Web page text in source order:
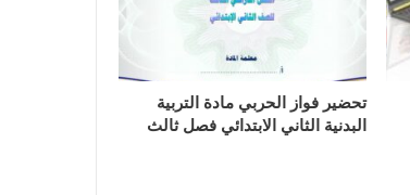
تحضير فواز الحربي مادة التربية
البدنية الثاني الابتدائي فصل ثالث